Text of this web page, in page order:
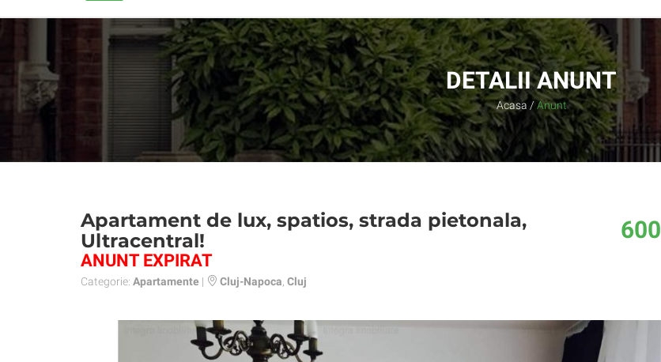
DETALII ANUNT
Acasa / Anunt
Apartament de lux, spatios, strada pietonala,
Ultracentral!
ANUNT EXPIRAT
Categorie: Apartamente | Cluj-Napoca Cluj
600